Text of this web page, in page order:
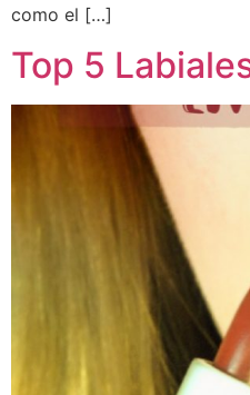
como el […]
Top 5